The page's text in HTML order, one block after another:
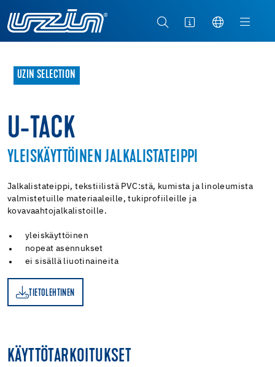
UZIN SELECTION
U-TACK
YLEISKÄYTTÖINEN JALKALISTATEIPPI
Jalkalistateippi, tekstiilistä PVC:stä, kumista ja linoleumista
valmistetuille materiaaleille, tukiprofiileille ja
kovavaahtojalkalistoille.
yleiskäyttöinen
nopeat asennukset
ei sisällä liuotinaineita
TIETOLEHTINEN
KÄYTTÖTARKOITUKSET